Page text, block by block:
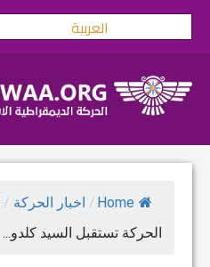
Skip
العربية
Home
/ اخبار الحركة /
الحركة تستقبل السيد كلدو...